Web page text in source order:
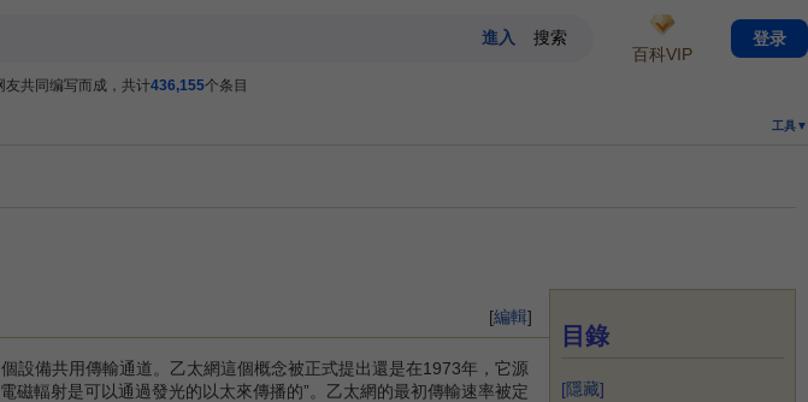
友共同编写而成，共计436,155个条目
工具▼
目錄
[隱藏]
[編輯]
設備共用傳輸通道。乙太網這個概念被正式提出還是在1973年，它源
電磁輻射是可以通過發光的以太來傳播的”。乙太網的最初傳輸速率被定
百科VIP
登录